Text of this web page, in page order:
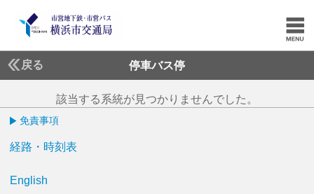
戻る 停車バス停
該当する系統が見つかりませんでした。
免責事項
経路・時刻表
English